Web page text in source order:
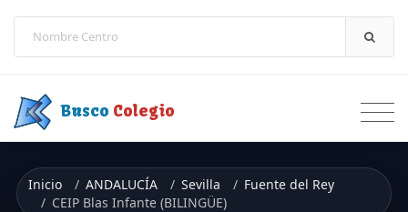
Busco Colegio
Inicio ANDALUCÍA Sevilla
Fuente del Rey
CEIP Blas Infante (BILINGÜE)